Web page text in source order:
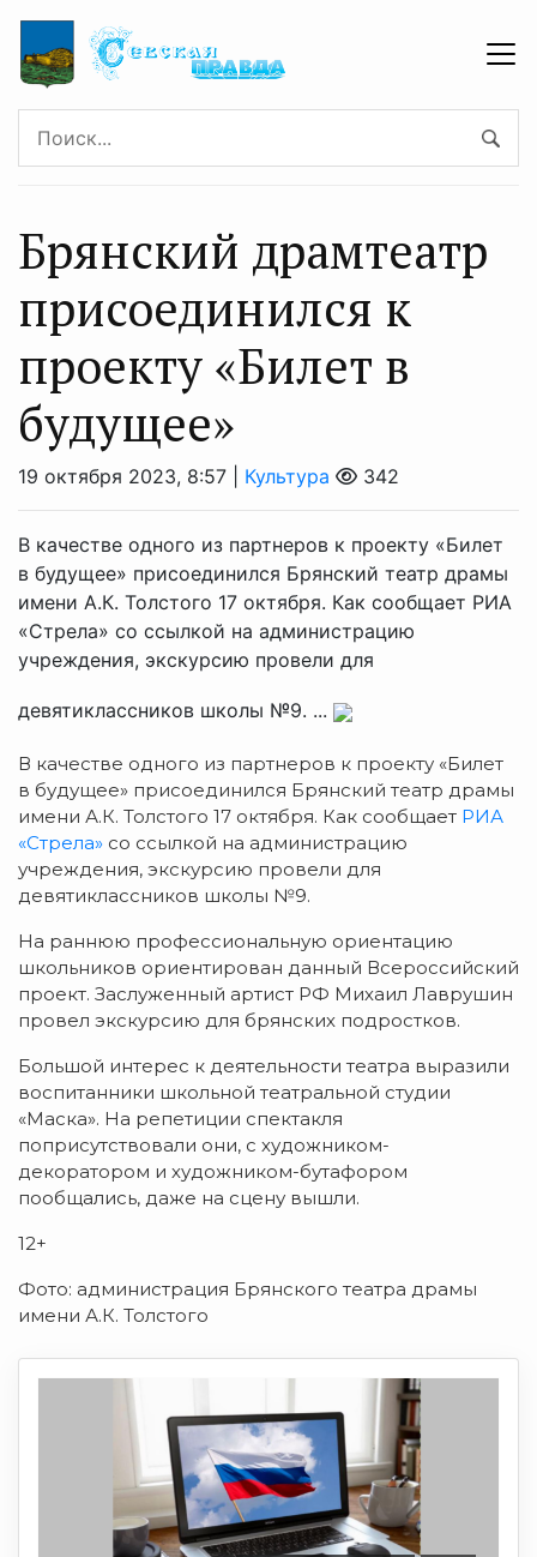
Брянский драмтеатр
присоединился к
проекту «Билет в
будущее»
19 октября 2023, 8:57 | Культура 342
В качестве одного из партнеров к проекту «Билет
в будущее» присоединился Брянский театр драмы
имени А.К. Толстого 17 октября. Как сообщает РИА
«Стрела» со ссылкой на администрацию
учреждения, экскурсию провели для
девятиклассников школы №9. ...
В качестве одного из партнеров к проекту «Билет
в будущее» присоединился Брянский театр драмы
имени А.К. Толстого 17 октября. Как сообщает РИА
«Стрела» со ссылкой на администрацию
учреждения, экскурсию провели для
девятиклассников школы №9.
На раннюю профессиональную ориентацию
школьников ориентирован данный Всероссийский
проект. Заслуженный артист РФ Михаил Лаврушин
провел экскурсию для брянских подростков.
Большой интерес к деятельности театра выразили
воспитанники школьной театральной студии
«Маска». На репетиции спектакля
поприсутствовали они, с художником-
декоратором и художником-бутафором
пообщались, даже на сцену вышли.
12+
Фото: администрация Брянского театра драмы
имени А.К. Толстого